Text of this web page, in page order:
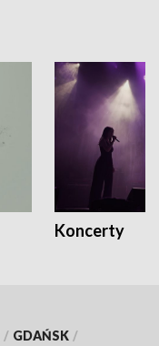
Koncerty
/ GDAŃSK /